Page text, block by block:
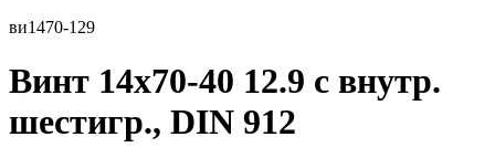
ви1470-129
Винт 14х70-40 12.9 с внутр.
шестигр., DIN 912